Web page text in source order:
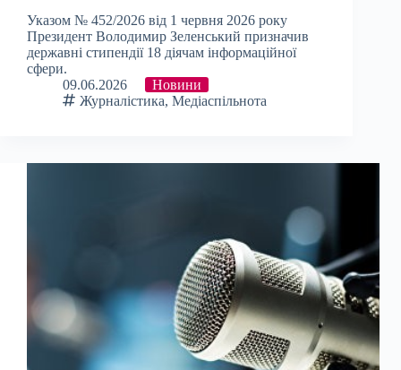
Указом № 452/2026 від 1 червня 2026 року
Президент Володимир Зеленський призначив
державні стипендії 18 діячам інформаційної
сфери.
09.06.2026
Новини
Журналістика, Медіаспільнота